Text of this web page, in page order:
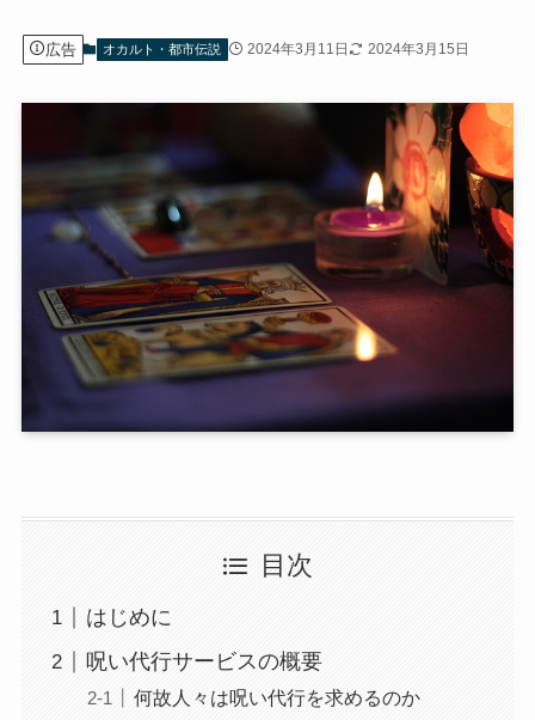
広告 オカルト・都市伝説 2024年3月11日 2024年3月15日
目次
はじめに
呪い代行サービスの概要
何故人々は呪い代行を求めるのか